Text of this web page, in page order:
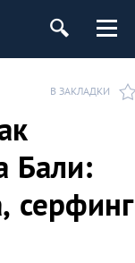
В ЗАКЛАДКИ
Бали:
серфинг